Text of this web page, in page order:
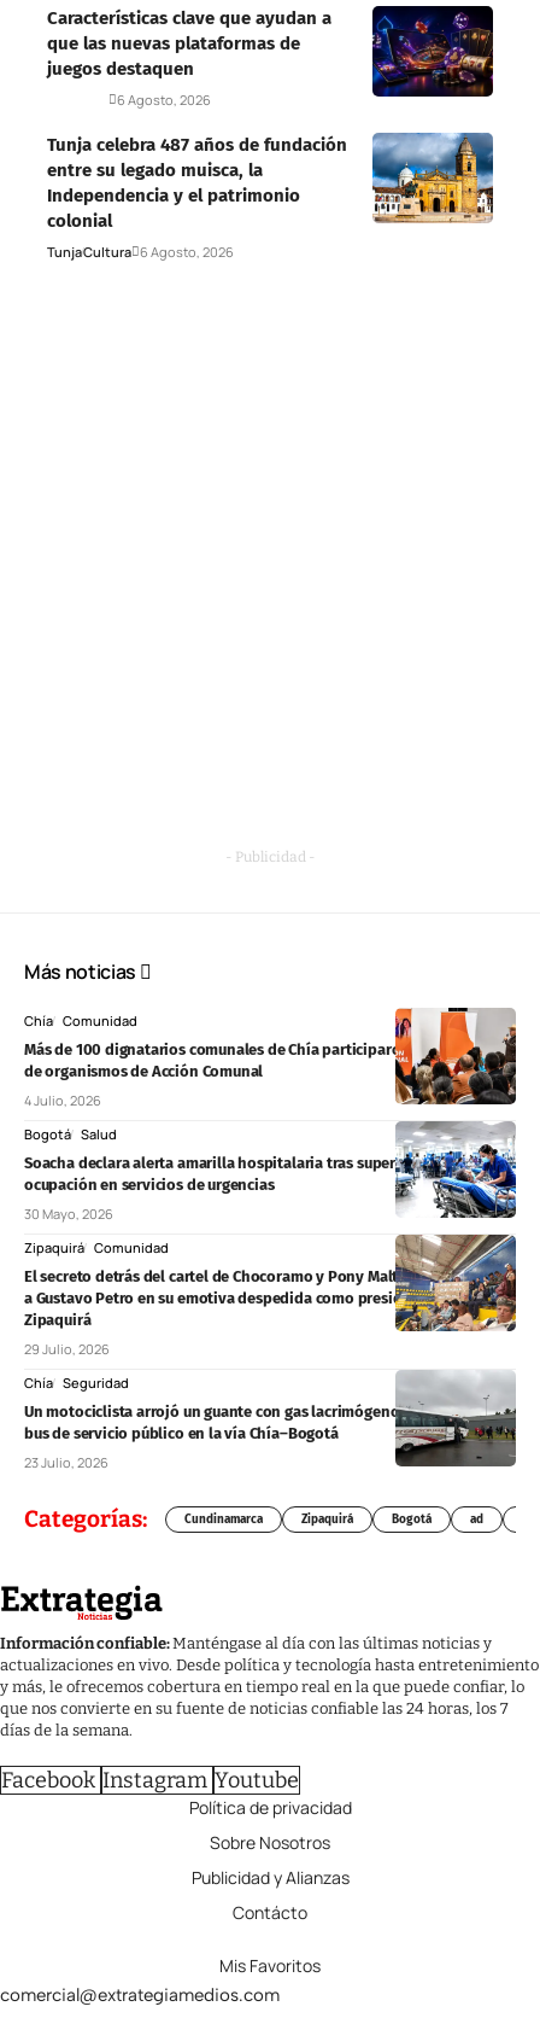
Características clave que ayudan a
que las nuevas plataformas de
juegos destaquen
6 Agosto, 2026
Tunja celebra 487 años de fundación
entre su legado muisca, la
Independencia y el patrimonio
colonial
TunjaCultura 6 Agosto, 2026
- Publicidad -
Más noticias
Chía Comunidad
Más de 100 dignatarios comunales de Chía participaron en la posesión
de organismos de Acción Comunal
4 Julio, 2026
Bogotá Salud
Soacha declara alerta amarilla hospitalaria tras superar el 200 % de
ocupación en servicios de urgencias
30 Mayo, 2026
Zipaquirá Comunidad
El secreto detrás del cartel de Chocoramo y Pony Malta que acompañó
a Gustavo Petro en su emotiva despedida como presidente en
Zipaquirá
29 Julio, 2026
Chía Seguridad
Un motociclista arrojó un guante con gas lacrimógeno al interior de un
bus de servicio público en la vía Chía–Bogotá
23 Julio, 2026
Categorías: Cundinamarca Zipaquirá Bogotá ad
Información confiable:Manténgase al día con las últimas noticias y
actualizaciones en vivo. Desde política y tecnología hasta entretenimiento
y más, le ofrecemos cobertura en tiempo real en la que puede confiar, lo
que nos convierte en su fuente de noticias confiable las 24 horas, los 7
días de la semana.
Facebook Instagram Youtube
Política de privacidad
Sobre Nosotros
Publicidad y Alianzas
Contácto
Mis Favoritos
comercial@extrategiamedios.com